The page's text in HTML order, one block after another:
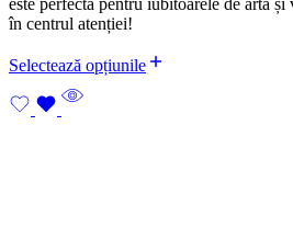
este perfectă pentru iubitoarele de artă
în centrul atenției!
Selectează opțiunile